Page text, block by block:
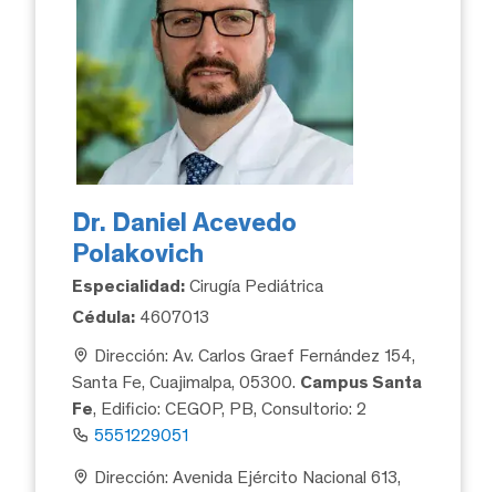
Dr. Daniel Acevedo
Polakovich
Especialidad: Cirugía Pediátrica
Cédula: 4607013
Dirección: Av. Carlos Graef Fernández 154,
Santa Fe, Cuajimalpa, 05300. Campus Santa
Fe, Edificio: CEGOP, PB, Consultorio: 2
5551229051
Dirección: Avenida Ejército Nacional 613,